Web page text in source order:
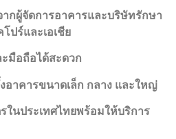
ากผู้จัดการอาคารและบริษัทรักษา
ปร์และเอเชีย
มือถือได้สะดวก
อาคารขนาดเล็ก กลาง และใหญ่
นประเทศไทยพร้อมให้บริการ